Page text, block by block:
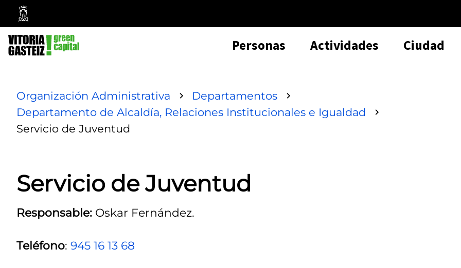
Ayuntamiento
Vitoria-
Gasteiz
Personas Actividades Ciudad
Organización Administrativa
Departamentos
Departamento de Alcaldía, Relaciones Institucionales e Igualdad
Servicio de Juventud
Servicio de Juventud
Responsable: Oskar Fernández.
Teléfono: 945 16 13 68